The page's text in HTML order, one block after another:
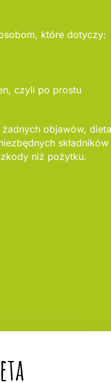
które dotyczy:
czyli po prostu
objawów, dieta
składników
niż pożytku.